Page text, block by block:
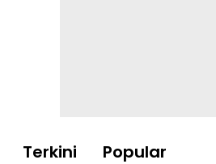
Terkini Popular